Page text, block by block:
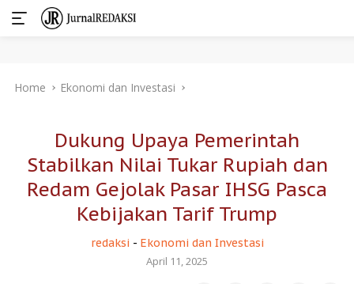
Home Ekonomi dan Investasi
Dukung Upaya Pemerintah
Stabilkan Nilai Tukar Rupiah dan
Redam Gejolak Pasar IHSG Pasca
Kebijakan Tarif Trump
redaksi - Ekonomi dan Investasi
April 11, 2025